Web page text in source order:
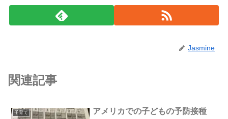
Jasmine
関連記事
子育て アメリカでの子どもの予防接種